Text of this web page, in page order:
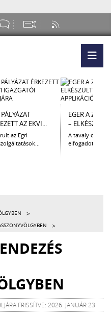
AZ EKVI...
az Egri
EGER A
– ELKÉSZÜLT
A tavaly
elfogadott
>
>
FRISSÍTVE: 2026. JANUÁR 23.